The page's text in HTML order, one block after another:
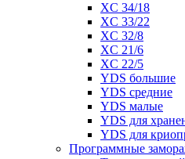
XC 34/18
XC 33/22
XC 32/8
XC 21/6
XC 22/5
YDS большие
YDS средние
YDS малые
YDS для
YDS для
Программные